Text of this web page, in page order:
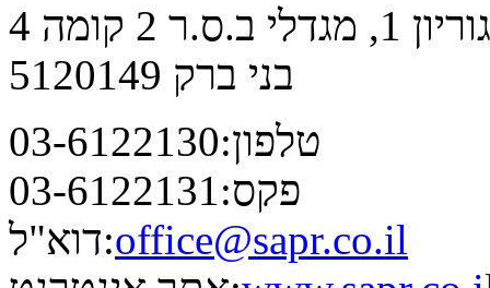
ב.ס.ר 2 קומה 4
בני ברק 5120149
טלפון:03-6122130
פקס:03-6122131
דוא"ל:office@sapr.co.il